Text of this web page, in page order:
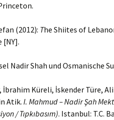
(2012): The Shiites of
[NY].
Nadir Shah und Osmanische
İbrahim Küreli, İskender Türe, Ali
Atik. I. Mahmud – Nadir Şah
/ Tıpkıbasım). Istanbul: T.C.